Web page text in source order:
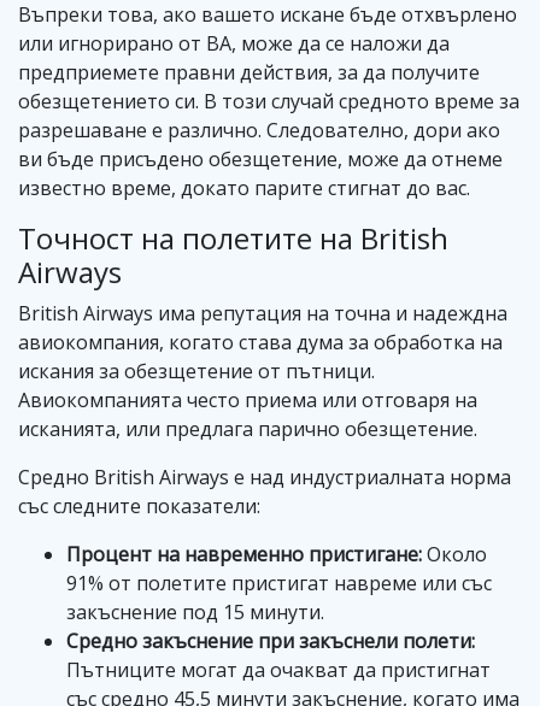
Въпреки това, ако вашето искане бъде отхвърлено
или игнорирано от BA, може да се наложи да
предприемете правни действия, за да получите
обезщетението си. В този случай средното време за
разрешаване е различно. Следователно, дори ако
ви бъде присъдено обезщетение, може да отнеме
известно време, докато парите стигнат до вас.
Точност на полетите на British
Airways
British Airways има репутация на точна и надеждна
авиокомпания, когато става дума за обработка на
искания за обезщетение от пътници.
Авиокомпанията често приема или отговаря на
исканията, или предлага парично обезщетение.
Средно British Airways е над индустриалната норма
със следните показатели:
Процент на навременно пристигане:Около
91% от полетите пристигат навреме или със
закъснение под 15 минути.
Средно закъснение при закъснели полети:
Пътниците могат да очакват да пристигнат
със средно 45,5 минути закъснение, когато има